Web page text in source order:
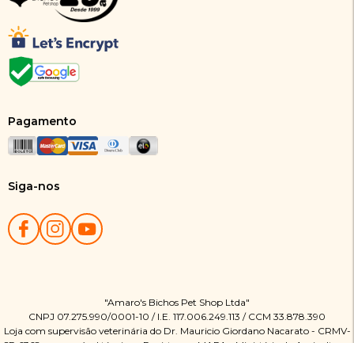
Pagamento
Siga-nos
"Amaro's Bichos Pet Shop Ltda"
CNPJ 07.275.990/0001-10 / I.E. 117.006.249.113 / CCM 33.878.390
Loja com supervisão veterinária do Dr. Mauricio Giordano Nacarato - CRMV-